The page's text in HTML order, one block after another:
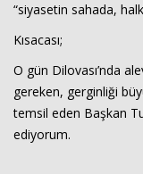
“siyasetin sahada,
Kısacası;
O gün Dilovası’nda
gereken, gerginliği
temsil eden Başkan
ediyorum.